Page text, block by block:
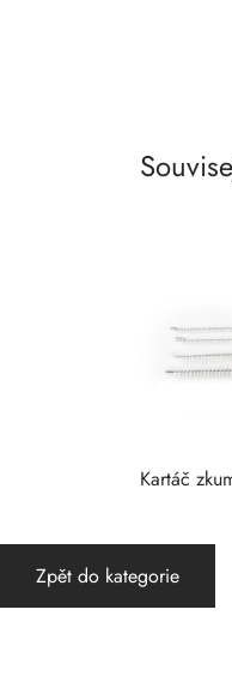
Kartáč
Zpět do kategorie